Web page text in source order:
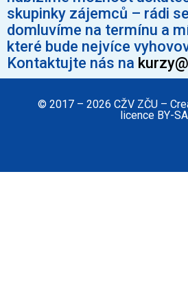
skupinky zájemců – rádi
domluvíme na termínu a
které bude nejvíce
Kontaktujte nás na
© 2017 – 2026 CŽV ZČU –
licence BY-SA